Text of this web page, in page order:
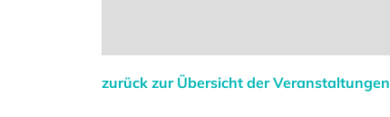
zurück zur Übersicht der Veranstaltungen